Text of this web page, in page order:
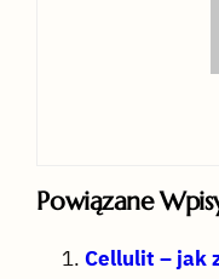
Powiązane
Cellulit – jak